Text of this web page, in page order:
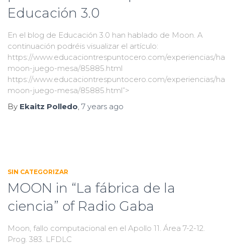
Educación 3.0
En el blog de Educación 3.0 han hablado de Moon. A
continuación podréis visualizar el artículo:
https://www.educaciontrespuntocero.com/experiencias/
moon-juego-mesa/85885.html
https://www.educaciontrespuntocero.com/experiencias/
moon-juego-mesa/85885.html”>
By Ekaitz Polledo, 7 years ago
SIN CATEGORIZAR
MOON in “La fábrica de la
ciencia” of Radio Gaba
Moon, fallo computacional en el Apollo 11. Área 7-2-12.
Prog. 383. LFDLC